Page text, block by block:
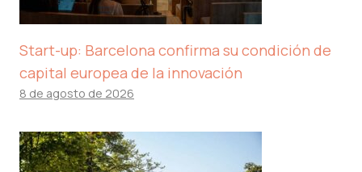
Start-up: Barcelona confirma su condición de
capital europea de la innovación
8 de agosto de 2026